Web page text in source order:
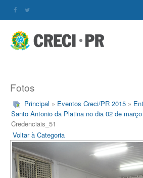
Fotos
Principal » Eventos Creci/PR 2015 »
Santo Antonio da Platina no dia 02 de março
Credenciais_51
Voltar à Categoria